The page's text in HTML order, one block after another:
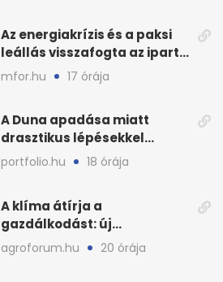
Az energiakrízis és a paksi
leállás visszafogta az ipart,
nyáron kisebb a kár
mfor.hu 17 órája
A Duna apadása miatt
drasztikus lépésekkel
védenék a cernavodăi
atomerőművet
portfolio.hu 18 órája
A klíma átírja a
gazdálkodást: új
megoldásokat keres a
mezőgazdaság
agroforum.hu 20 órája